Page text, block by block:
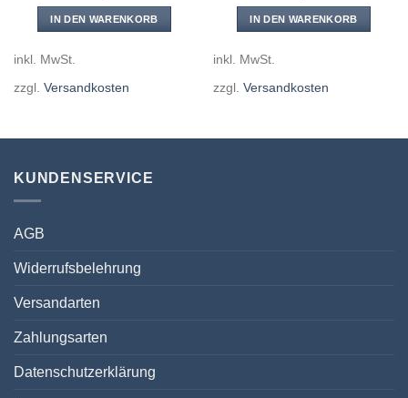
IN DEN WARENKORB
inkl. MwSt.
zzgl. Versandkosten
IN DEN WARENKORB
inkl. MwSt.
zzgl. Versandkosten
KUNDENSERVICE
AGB
Widerrufsbelehrung
Versandarten
Zahlungsarten
Datenschutzerklärung